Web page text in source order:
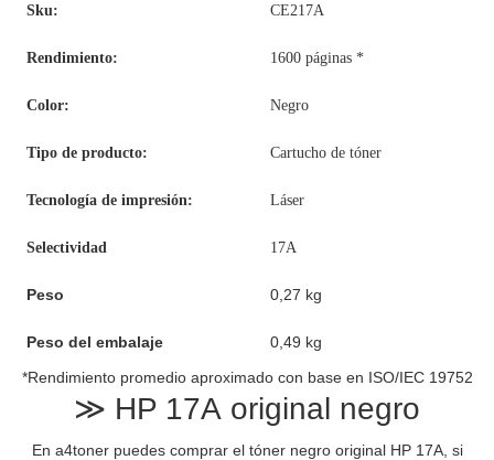
Sku: CE217A
Rendimiento: 1600 páginas *
Color: Negro
Tipo de producto: Cartucho de tóner
Tecnología de impresión: Láser
Selectividad 17A
Peso 0,27 kg
Peso del embalaje
0,49 kg
*Rendimiento promedio aproximado con base en ISO/IEC 19752
≫ HP 17A original negro
En a4toner puedes comprar el tóner negro original HP 17A, si